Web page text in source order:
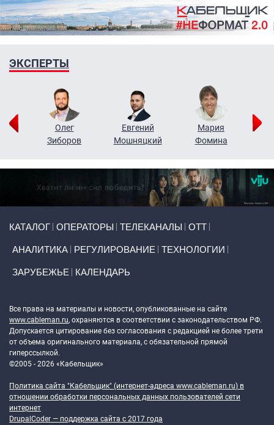
ЭКСПЕРТЫ
Олег
Зиборов
Евгений
Мошняцкий
Мария
Фомина
КАТАЛОГ ОПЕРАТОРЫ ТЕЛЕКАНАЛЫ ОТТ
АНАЛИТИКА РЕГУЛИРОВАНИЕ ТЕХНОЛОГИИ
ЗАРУБЕЖЬЕ КАЛЕНДАРЬ
Все права на материалы и новости, опубликованные на сайте
www.cableman.ru, охраняются в соответствии с законодательством РФ.
Допускается цитирование без согласования с редакцией не более трети
от объема оригинального материала, с обязательной прямой
гиперссылкой.
©2005 - 2026 «Кабельщик»
Политика сайта "Кабельщик" (интернет-адреса www.cableman.ru) в
отношении обработки персональных данных пользователей сети
интернет
DrupalCoder — поддержка сайта c 2017 года